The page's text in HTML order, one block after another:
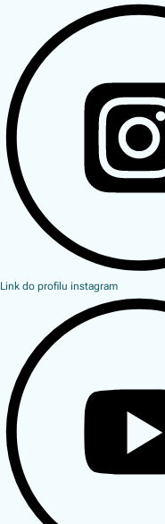
Link do profilu instagram